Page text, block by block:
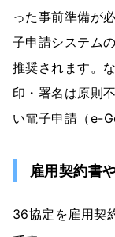
った事前準備が
子申請システム
推奨されます。
印・署名は原則
い電子申請（e-
雇用契約書
36協定を雇用契